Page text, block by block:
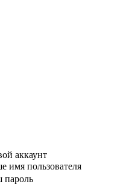
аккаунт
имя пользователя
пароль